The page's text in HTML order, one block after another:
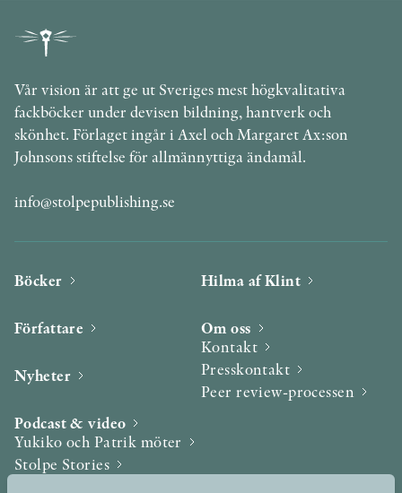
Vår vision är att ge ut Sveriges mest högkvalitativa
fackböcker under devisen bildning, hantverk och
skönhet. Förlaget ingår i Axel och Margaret Ax:son
Johnsons stiftelse för allmännyttiga ändamål.
info@stolpepublishing.se
Böcker
Författare
Nyheter
Podcast & video
Yukiko och Patrik möter
Stolpe Stories
Hilma af Klint
Om oss
Kontakt
Presskontakt
Peer review-processen